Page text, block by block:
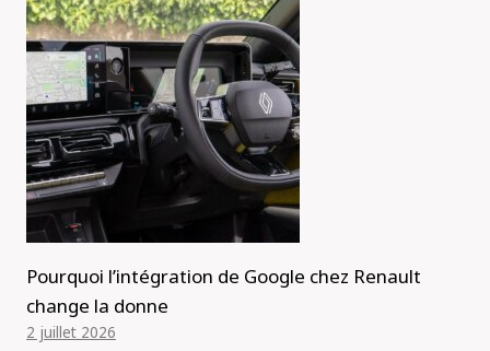
Pourquoi l’intégration de Google chez Renault
change la donne
2 juillet 2026